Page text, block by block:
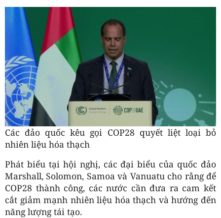
Các đảo quốc kêu gọi COP28 quyết liệt loại bỏ
nhiên liệu hóa thạch
Phát biểu tại hội nghị, các đại biểu của quốc đảo
Marshall, Solomon, Samoa và Vanuatu cho rằng để
COP28 thành công, các nước cần đưa ra cam kết
cắt giảm mạnh nhiên liệu hóa thạch và hướng đến
năng lượng tái tạo.